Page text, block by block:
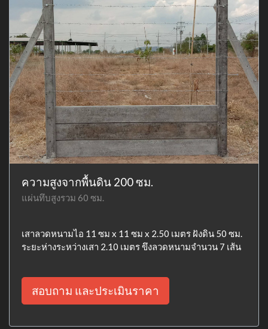
ความสูงจากพื้นดิน 200 ซม.
แผ่นทึบสูงรวม 60 ซม.
เสาลวดหนามไอ 11 ซม x 11 ซม x 2.50 เมตร ฝังดิน 50 ซม.
ระยะห่างระหว่างเสา 2.10 เมตร ขึงลวดหนามจำนวน 7 เส้น
สอบถาม และประเมินราคา